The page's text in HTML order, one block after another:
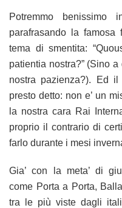
Potremmo benissimo
parafrasando la
tema di smentita:
patientia nostra?” (Sino
nostra pazienza?). Ed
presto detto: non e’ un
la nostra cara Rai
proprio il contrario di
farlo durante i mesi
Gia’ con la meta’ di
come Porta a Porta,
tra le più viste dagli